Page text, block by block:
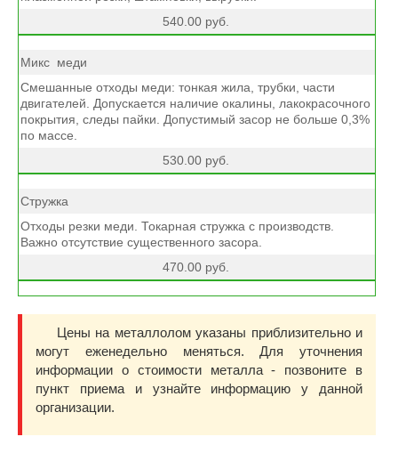
540.00 руб.
Микс меди
Смешанные отходы меди: тонкая жила, трубки, части
двигателей. Допускается наличие окалины, лакокрасочного
покрытия, следы пайки. Допустимый засор не больше 0,3%
по массе.
530.00 руб.
Стружка
Отходы резки меди. Токарная стружка с производств.
Важно отсутствие существенного засора.
470.00 руб.
Цены на металлолом указаны приблизительно и
могут еженедельно меняться. Для уточнения
информации о стоимости металла - позвоните в
пункт приема и узнайте информацию у данной
организации.